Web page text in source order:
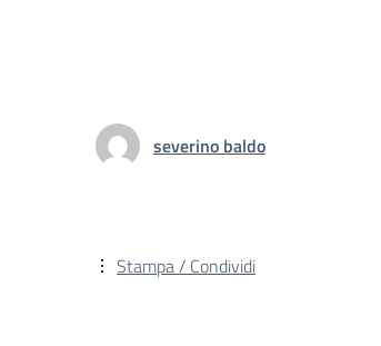
severino baldo
Stampa / Condividi